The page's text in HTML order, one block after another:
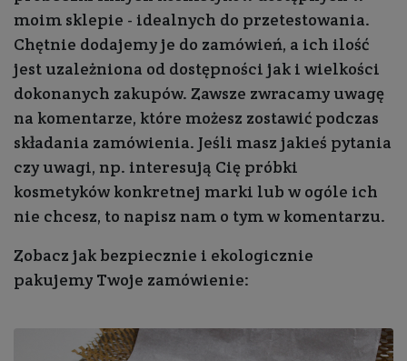
moim sklepie - idealnych do przetestowania.
Chętnie dodajemy je do zamówień, a ich ilość
jest uzależniona od dostępności jak i wielkości
dokonanych zakupów. Zawsze zwracamy uwagę
na komentarze, które możesz zostawić podczas
składania zamówienia. Jeśli masz jakieś pytania
czy uwagi, np. interesują Cię próbki
kosmetyków konkretnej marki lub w ogóle ich
nie chcesz, to napisz nam o tym w komentarzu.
Zobacz jak bezpiecznie i ekologicznie
pakujemy Twoje zamówienie: